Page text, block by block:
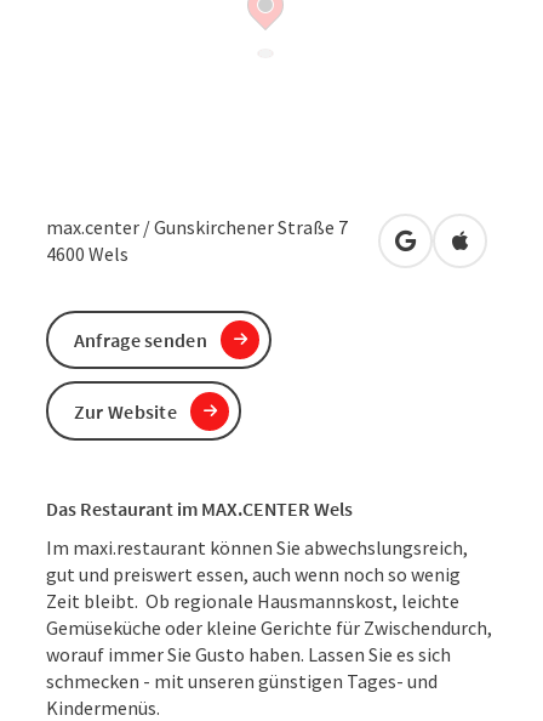
max.center / Gunskirchener Straße 7
4600 Wels in Googlein Apple
Das Restaurant im MAX.CENTER Wels
Im maxi.restaurant können Sie abwechslungsreich,
gut und preiswert essen, auch wenn noch so wenig
Zeit bleibt. Ob regionale Hausmannskost, leichte
Gemüseküche oder kleine Gerichte für Zwischendurch,
worauf immer Sie Gusto haben. Lassen Sie es sich
schmecken - mit unseren günstigen Tages- und
Kindermenüs.
Anfrage senden
Zur Website